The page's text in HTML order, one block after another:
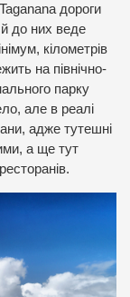
дороги
до них веде
кілометрів
на північно-
парку
але в реалі
адже тутешні
а ще тут